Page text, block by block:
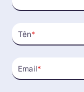
Tên*
Email*